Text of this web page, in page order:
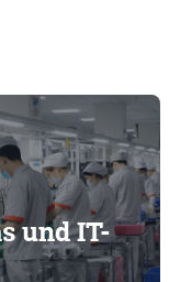
und IT-